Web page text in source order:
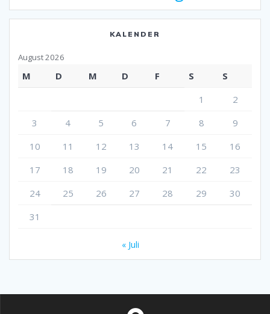
KALENDER
August 2026
M D M D F S
S
1
2
3
4 5 6 7 8
9
10
11 12 13 14 15
16
17
18 19 20 21 22
23
24
25 26 27 28 29
30
31
« Juli